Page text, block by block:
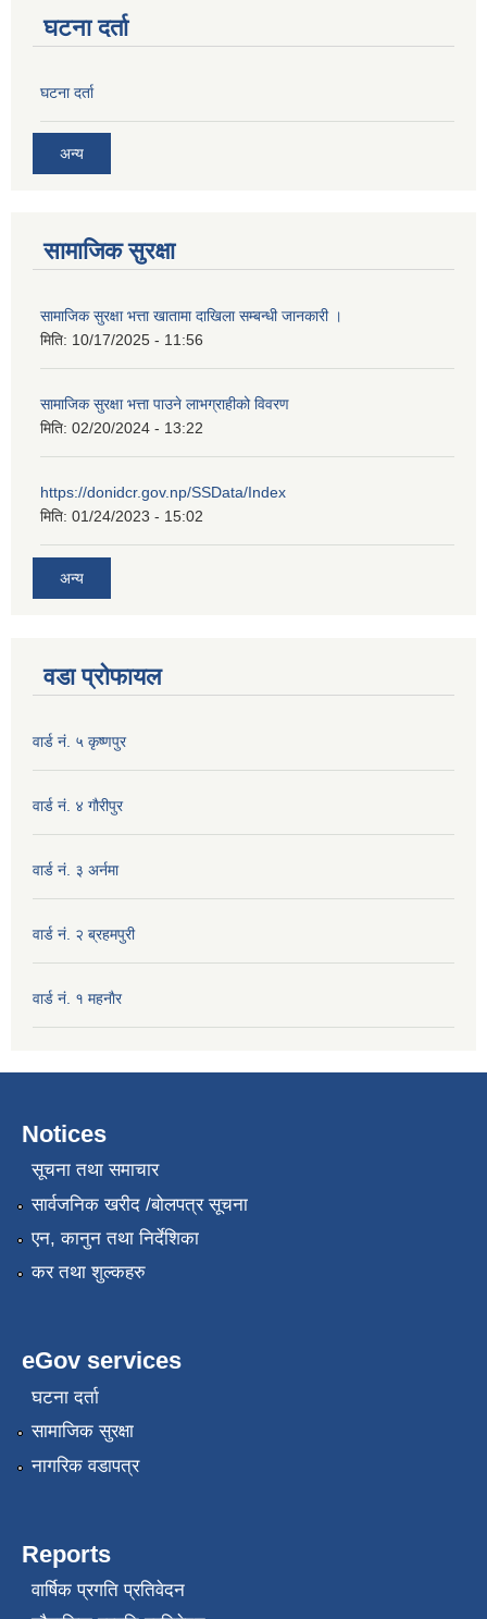
घटना दर्ता
घटना दर्ता
अन्य
सामाजिक सुरक्षा
सामाजिक सुरक्षा भत्ता खातामा दाखिला सम्बन्धी जानकारी ।
मिति: 10/17/2025 - 11:56
सामाजिक सुरक्षा भत्ता पाउने लाभग्राहीको विवरण
मिति: 02/20/2024 - 13:22
https://donidcr.gov.np/SSData/Index
मिति: 01/24/2023 - 15:02
अन्य
वडा प्रोफायल
वार्ड नं. ५ कृष्णपुर
वार्ड नं. ४ गाैरीपुर
वार्ड नं. ३ अर्नमा
वार्ड नं. २ ब्रहमपुरी
वार्ड नं. १ महनाैर
Notices
सूचना तथा समाचार
सार्वजनिक खरीद /बोलपत्र सूचना
एन, कानुन तथा निर्देशिका
कर तथा शुल्कहरु
eGov services
घटना दर्ता
सामाजिक सुरक्षा
नागरिक वडापत्र
Reports
वार्षिक प्रगति प्रतिवेदन